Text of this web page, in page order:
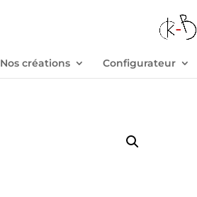
Nos créations Configurateur